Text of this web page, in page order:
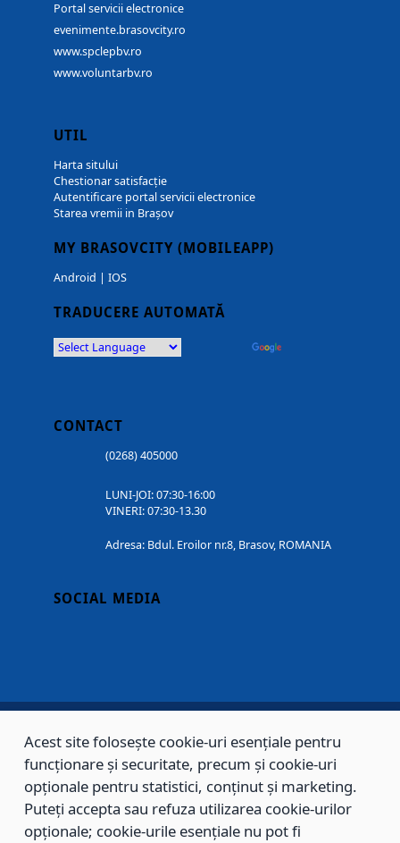
Portal servicii electronice
evenimente.brasovcity.ro
www.spclepbv.ro
www.voluntarbv.ro
UTIL
Harta sitului
Chestionar satisfacție
Autentificare portal servicii electronice
Starea vremii in Brașov
MY BRASOVCITY (MOBILEAPP)
Android | IOS
TRADUCERE AUTOMATĂ
CONTACT
(0268) 405000
LUNI-JOI: 07:30-16:00
VINERI: 07:30-13.30
Adresa: Bdul. Eroilor nr.8, Brasov, ROMANIA
SOCIAL MEDIA
Copyright © 2002 - 2026 - PRIMĂRIA MUNICIPIULUI BRAȘOV, toate drepturile
rezervate.
Sitemap Contact
Acest site folosește cookie-uri esențiale pentru
funcționare și securitate, precum și cookie-uri
opționale pentru statistici, conținut și marketing.
Puteți accepta sau refuza utilizarea cookie-urilor
opționale; cookie-urile esențiale nu pot fi